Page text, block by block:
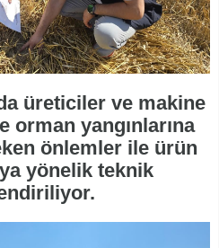
üreticiler ve makine
orman yangınlarına
önlemler ile ürün
yönelik teknik